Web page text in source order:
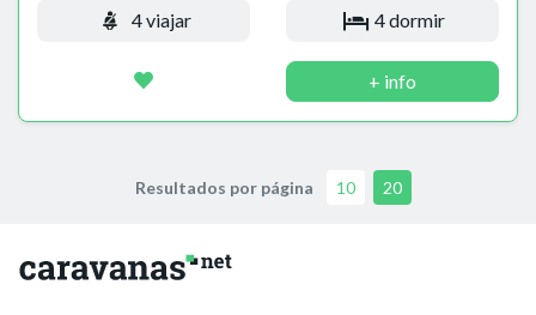
4 viajar 4 dormir
+ info
Resultados por página 10 20